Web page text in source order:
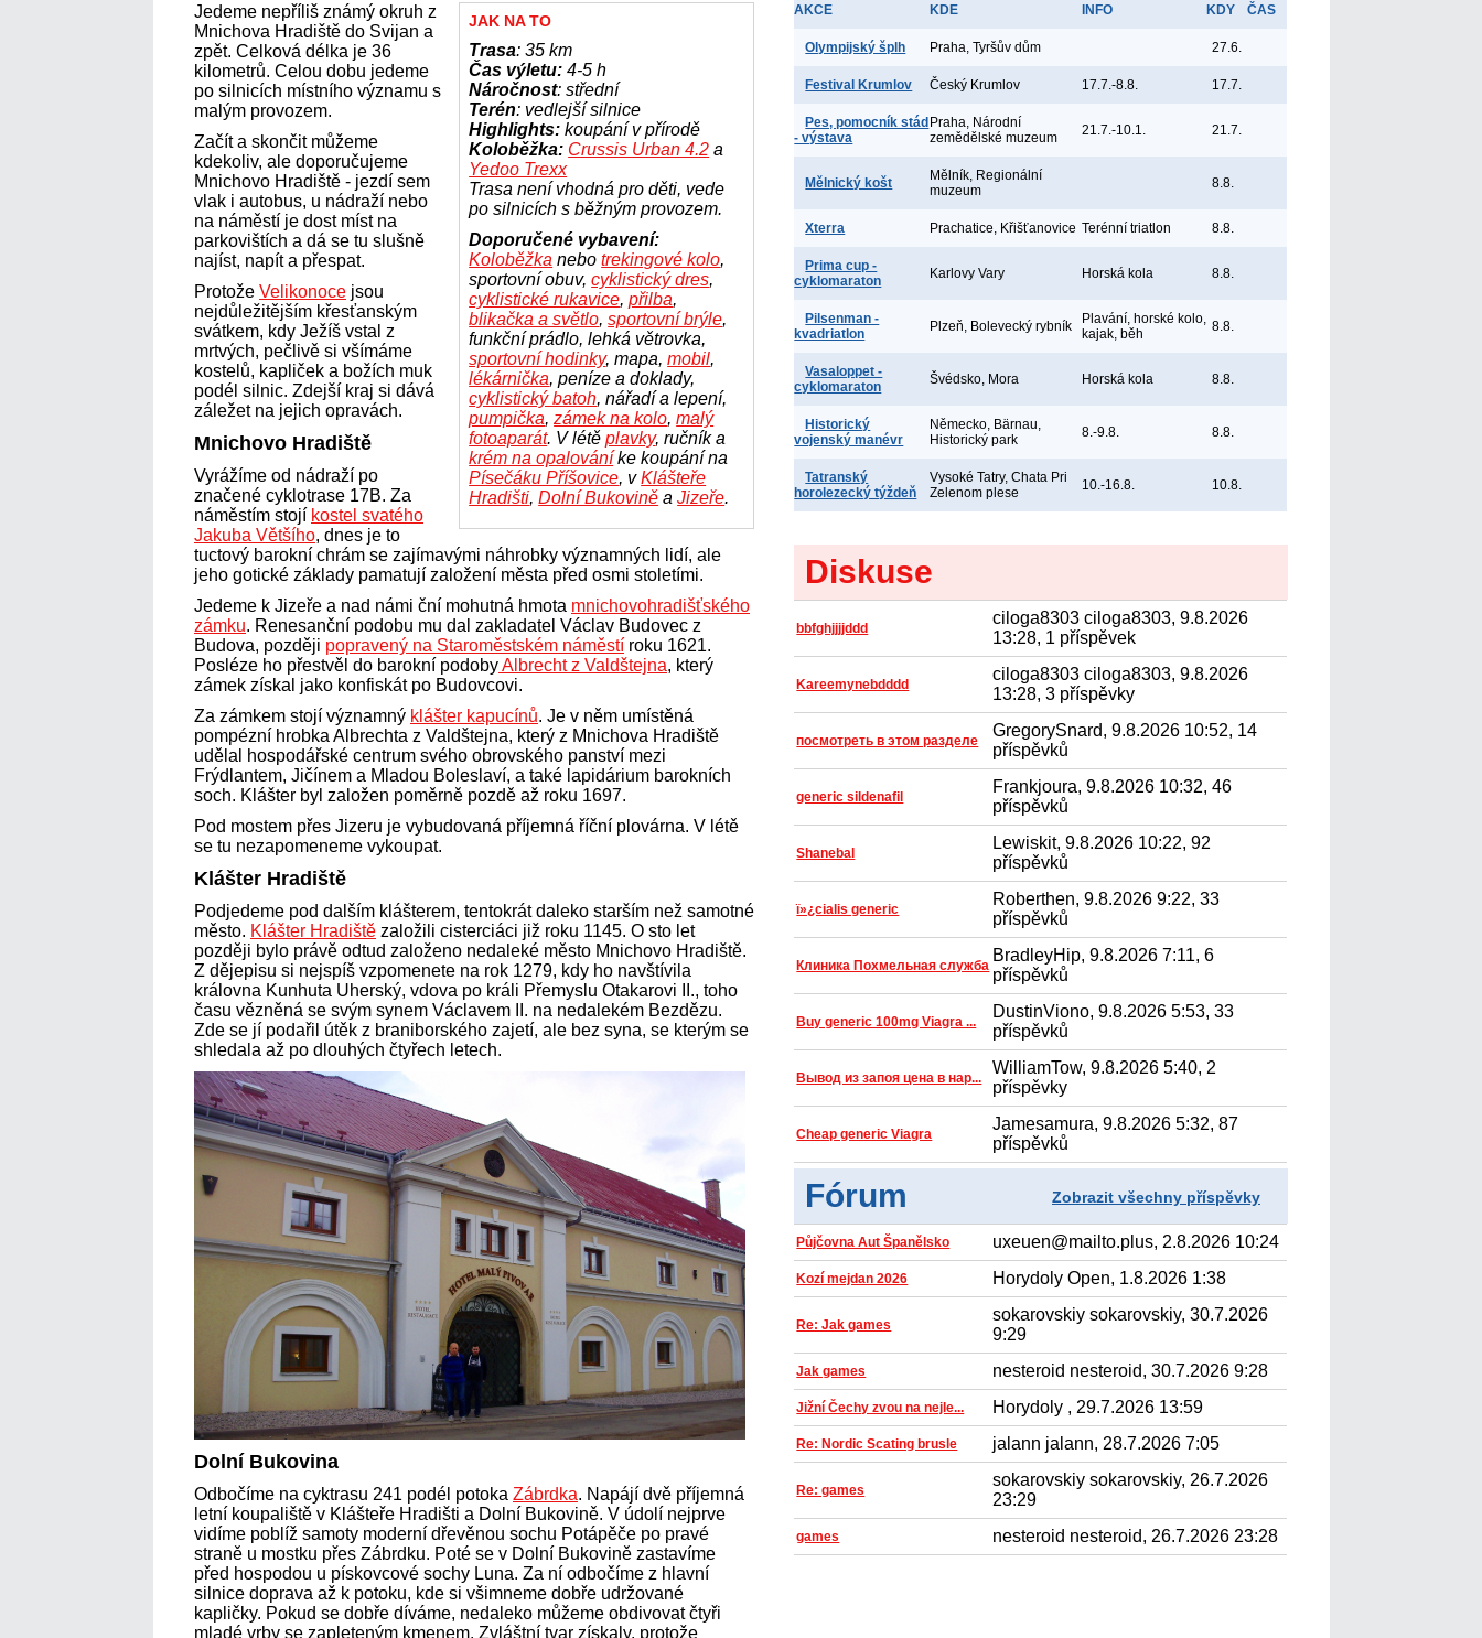
JAK NA TO
Trasa: 35 km
Čas výletu: 4-5 h
Náročnost: střední
Terén: vedlejší silnice
Highlights: koupání v přírodě
Koloběžka: Crussis Urban 4.2 a
Yedoo Trexx
Trasa není vhodná pro děti, vede
po silnicích s běžným provozem.
Doporučené vybavení:
Koloběžka nebotrekingové kolo,
sportovní obuv,cyklistický dres,
cyklistické rukavice,přilba,
blikačka a světlo,sportovní brýle,
funkční prádlo, lehká větrovka,
sportovní hodinky, mapa,mobil,
lékárnička, peníze a doklady,
cyklistický batoh, nářadí a lepení,
pumpička,zámek na kolo,malý
fotoaparát. V létěplavky, ručník a
krém na opalováníke koupání na
Písečáku Příšovice, vKlášteře
Hradišti,Dolní Bukovině aJizeře.
Jedeme nepříliš známý okruh z
Mnichova Hradiště do Svijan a
zpět. Celková délka je 36
kilometrů. Celou dobu jedeme
po silnicích místního významu s
malým provozem.
Začít a skončit můžeme
kdekoliv, ale doporučujeme
Mnichovo Hradiště - jezdí sem
vlak i autobus, u nádraží nebo
na náměstí je dost míst na
parkovištích a dá se tu slušně
najíst, napít a přespat.
Protože Velikonoce jsou
nejdůležitějším křesťanským
svátkem, kdy Ježíš vstal z
mrtvých, pečlivě si všímáme
kostelů, kapliček a božích muk
podél silnic. Zdejší kraj si dává
záležet na jejich opravách.
Mnichovo Hradiště
Vyrážíme od nádraží po
značené cyklotrase 17B. Za
náměstím stojí kostel svatého
Jakuba Většího, dnes je to
tuctový barokní chrám se zajímavými náhrobky významných lidí, ale
jeho gotické základy pamatují založení města před osmi stoletími.
Jedeme k Jizeře a nad námi ční mohutná hmota mnichovohradišťského
zámku. Renesanční podobu mu dal zakladatel Václav Budovec z
Budova, později popravený na Staroměstském náměstí roku 1621.
Posléze ho přestvěl do barokní podobyAlbrecht z Valdštejna, který
zámek získal jako konfiskát po Budovcovi.
Za zámkem stojí významný klášter kapucínů. Je v něm umístěná
pompézní hrobka Albrechta z Valdštejna, který z Mnichova Hradiště
udělal hospodářské centrum svého obrovského panství mezi
Frýdlantem, Jičínem a Mladou Boleslaví, a také lapidárium barokních
soch. Klášter byl založen poměrně pozdě až roku 1697.
Pod mostem přes Jizeru je vybudovaná příjemná říční plovárna. V létě
se tu nezapomeneme vykoupat.
Klášter Hradiště
Podjedeme pod dalším klášterem, tentokrát daleko starším než samotné
město. Klášter Hradiště založili cisterciáci již roku 1145. O sto let
později bylo právě odtud založeno nedaleké město Mnichovo Hradiště.
Z dějepisu si nejspíš vzpomenete na rok 1279, kdy ho navštívila
královna Kunhuta Uherský, vdova po králi Přemyslu Otakarovi II., toho
času vězněná se svým synem Václavem II. na nedalekém Bezdězu.
Zde se jí podařil útěk z braniborského zajetí, ale bez syna, se kterým se
shledala až po dlouhých čtyřech letech.
Dolní Bukovina
Odbočíme na cyktrasu 241 podél potoka Zábrdka. Napájí dvě příjemná
letní koupaliště v Klášteře Hradišti a Dolní Bukovině. V údolí nejprve
vidíme poblíž samoty moderní dřevěnou sochu Potápěče po pravé
straně u mostku přes Zábrdku. Poté se v Dolní Bukovině zastavíme
před hospodou u pískovcové sochy Luna. Za ní odbočíme z hlavní
silnice doprava až k potoku, kde si všimneme dobře udržované
kapličky. Pokud se dobře díváme, nedaleko můžeme obdivovat čtyři
mladé vrby se zapleteným kmenem. Zvláštní tvar získaly, protože
AKCE KDE INFO KDY ČAS
Olympijský šplh Praha, Tyršův dům 27.6.
Festival Krumlov Český Krumlov 17.7.-8.8. 17.7.
Pes, pomocník stád
- výstava
Praha, Národní
zemědělské muzeum
21.7.-10.1. 21.7.
Mělnický košt
Mělník, Regionální
muzeum
8.8.
Xterra Prachatice, Křišťanovice Terénní triatlon 8.8.
Prima cup -
cyklomaraton
Karlovy Vary Horská kola 8.8.
Pilsenman -
kvadriatlon
Plzeň, Bolevecký rybník
Plavání, horské kolo,
kajak, běh
8.8.
Vasaloppet -
cyklomaraton
Švédsko, Mora Horská kola 8.8.
Historický
vojenský manévr
Německo, Bärnau,
Historický park
8.-9.8. 8.8.
Tatranský
horolezecký týždeň
Vysoké Tatry, Chata Pri
Zelenom plese
10.-16.8. 10.8.
Diskuse
bbfghjjjjddd
ciloga8303 ciloga8303, 9.8.2026
13:28, 1 příspěvek
Kareemynebdddd
ciloga8303 ciloga8303, 9.8.2026
13:28, 3 příspěvky
посмотреть в этом разделе
GregorySnard, 9.8.2026 10:52, 14
příspěvků
generic sildenafil
Frankjoura, 9.8.2026 10:32, 46
příspěvků
Shanebal
Lewiskit, 9.8.2026 10:22, 92
příspěvků
ï»¿cialis generic
Roberthen, 9.8.2026 9:22, 33
příspěvků
Клиника Похмельная служба
BradleyHip, 9.8.2026 7:11, 6
příspěvků
Buy generic 100mg Viagra ...
DustinViono, 9.8.2026 5:53, 33
příspěvků
Вывод из запоя цена в нар...
WilliamTow, 9.8.2026 5:40, 2
příspěvky
Cheap generic Viagra
Jamesamura, 9.8.2026 5:32, 87
příspěvků
Fórum Zobrazit všechny příspěvky
Půjčovna Aut Španělsko uxeuen@mailto.plus, 2.8.2026 10:24
Kozí mejdan 2026 Horydoly Open, 1.8.2026 1:38
Re: Jak games
sokarovskiy sokarovskiy, 30.7.2026
9:29
Jak games nesteroid nesteroid, 30.7.2026 9:28
Jižní Čechy zvou na nejle... Horydoly , 29.7.2026 13:59
Re: Nordic Scating brusle jalann jalann, 28.7.2026 7:05
Re: games
sokarovskiy sokarovskiy, 26.7.2026
23:29
games nesteroid nesteroid, 26.7.2026 23:28